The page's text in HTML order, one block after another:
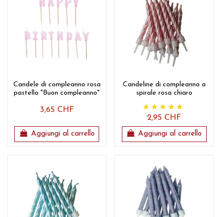
Candele di compleanno rosa
pastello "Buon compleanno"
3,65 CHF
Aggiungi al carrello
Candeline di compleanno a
spirale rosa chiaro
2,95 CHF
Aggiungi al carrello